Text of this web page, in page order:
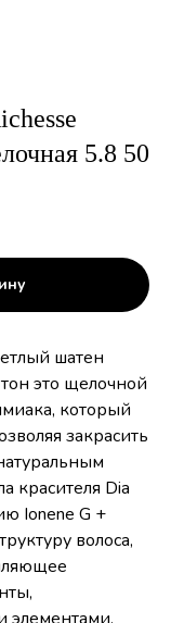
5.8 50
шатен
это щелочной
который
закрасить
красителя Dia
Ionene G +
волоса,